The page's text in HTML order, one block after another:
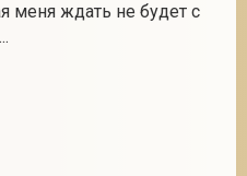
меня ждать не будет с